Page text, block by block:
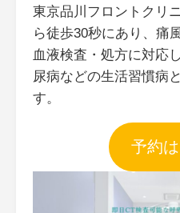
東京品川フロントクリ
ら徒歩30秒にあり、痛
血液検査・処方に対応
尿病などの生活習慣病
す。
予約